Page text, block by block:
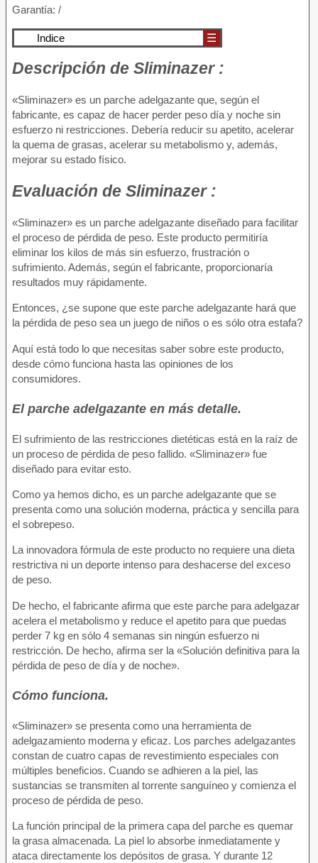
Garantía: /
Indice ☰
Descripción de Sliminazer :
«Sliminazer» es un parche adelgazante que, según el
fabricante, es capaz de hacer perder peso día y noche sin
esfuerzo ni restricciones. Debería reducir su apetito, acelerar
la quema de grasas, acelerar su metabolismo y, además,
mejorar su estado físico.
Evaluación de Sliminazer :
«Sliminazer» es un parche adelgazante diseñado para facilitar
el proceso de pérdida de peso. Este producto permitiría
eliminar los kilos de más sin esfuerzo, frustración o
sufrimiento. Además, según el fabricante, proporcionaría
resultados muy rápidamente.
Entonces, ¿se supone que este parche adelgazante hará que
la pérdida de peso sea un juego de niños o es sólo otra estafa?
Aquí está todo lo que necesitas saber sobre este producto,
desde cómo funciona hasta las opiniones de los
consumidores.
El parche adelgazante en más detalle.
El sufrimiento de las restricciones dietéticas está en la raíz de
un proceso de pérdida de peso fallido. «Sliminazer» fue
diseñado para evitar esto.
Como ya hemos dicho, es un parche adelgazante que se
presenta como una solución moderna, práctica y sencilla para
el sobrepeso.
La innovadora fórmula de este producto no requiere una dieta
restrictiva ni un deporte intenso para deshacerse del exceso
de peso.
De hecho, el fabricante afirma que este parche para adelgazar
acelera el metabolismo y reduce el apetito para que puedas
perder 7 kg en sólo 4 semanas sin ningún esfuerzo ni
restricción. De hecho, afirma ser la «Solución definitiva para la
pérdida de peso de día y de noche».
Cómo funciona.
«Sliminazer» se presenta como una herramienta de
adelgazamiento moderna y eficaz. Los parches adelgazantes
constan de cuatro capas de revestimiento especiales con
múltiples beneficios. Cuando se adhieren a la piel, las
sustancias se transmiten al torrente sanguíneo y comienza el
proceso de pérdida de peso.
La función principal de la primera capa del parche es quemar
la grasa almacenada. La piel lo absorbe inmediatamente y
ataca directamente los depósitos de grasa. Y durante 12